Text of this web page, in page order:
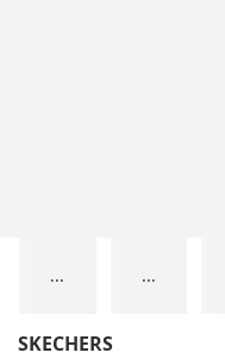
... ...
SKECHERS